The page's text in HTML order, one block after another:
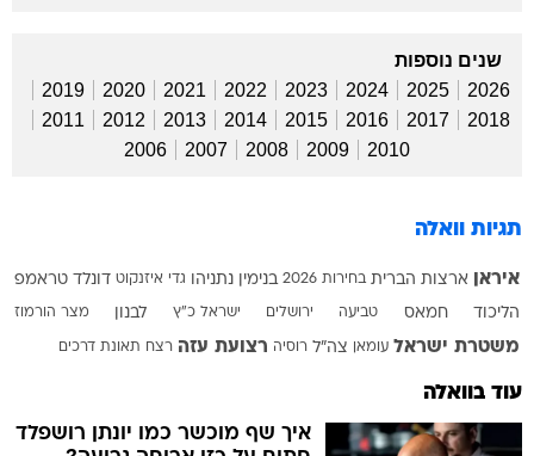
שנים נוספות
2026
2025
2024
2023
2022
2021
2020
2019
2018
2017
2016
2015
2014
2013
2012
2011
2010
2009
2008
2007
2006
תגיות וואלה
איראן ארצות הברית בחירות 2026 בנימין נתניהו גדי איזנקוט דונלד טראמפ
הליכוד חמאס טביעה ירושלים ישראל כ"ץ לבנון מצר הורמוז
משטרת ישראל עומאן צה"ל רוסיה רצועת עזה רצח תאונת דרכים
עוד בוואלה
איך שף מוכשר כמו יונתן רושפלד